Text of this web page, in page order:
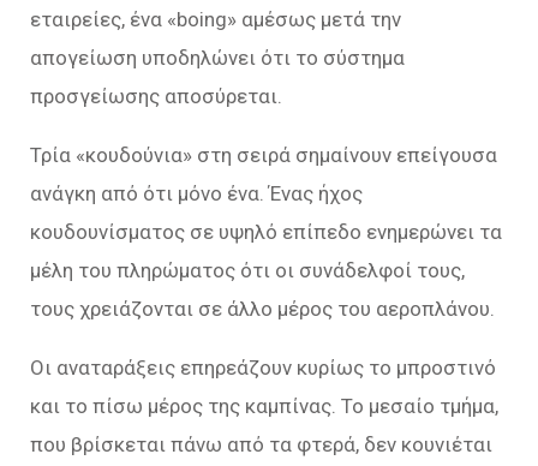
εταιρείες, ένα «boing» αμέσως μετά την
απογείωση υποδηλώνει ότι το σύστημα
προσγείωσης αποσύρεται.
Τρία «κουδούνια» στη σειρά σημαίνουν επείγουσα
ανάγκη από ότι μόνο ένα. Ένας ήχος
κουδουνίσματος σε υψηλό επίπεδο ενημερώνει τα
μέλη του πληρώματος ότι οι συνάδελφοί τους,
τους χρειάζονται σε άλλο μέρος του αεροπλάνου.
Οι αναταράξεις επηρεάζουν κυρίως το μπροστινό
και το πίσω μέρος της καμπίνας. Το μεσαίο τμήμα,
που βρίσκεται πάνω από τα φτερά, δεν κουνιέται